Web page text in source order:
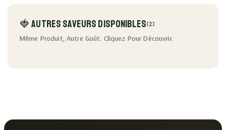
🍓 Autres Saveurs Disponibles(2)
Même Produit, Autre Goût. Cliquez Pour Découvrir.